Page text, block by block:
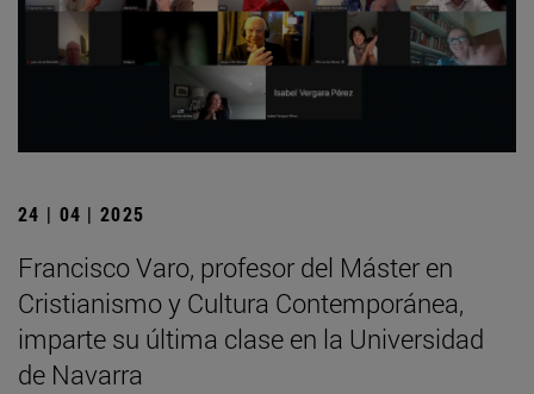
24 | 04 | 2025
Francisco Varo, profesor del Máster en
Cristianismo y Cultura Contemporánea,
imparte su última clase en la Universidad
de Navarra